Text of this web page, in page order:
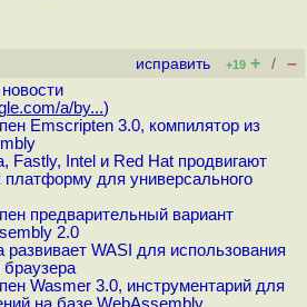
исправить +19 + / –
a/by...)
Emscripten 3.0, компилятор из
Fastly, Intel и Red Hat продвигают
платформу для универсального
предварительный вариант
2.0
WASI для использования
Wasmer 3.0, инструментарий для